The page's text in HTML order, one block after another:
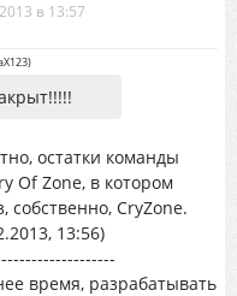
в 13:57
)
остатки команды
Of Zone, в котором
собственно, CryZone.
13:56)
время, разрабатывать